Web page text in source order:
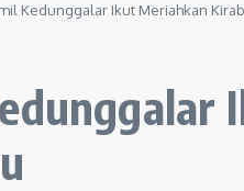
Kedunggalar Ikut Meriahkan